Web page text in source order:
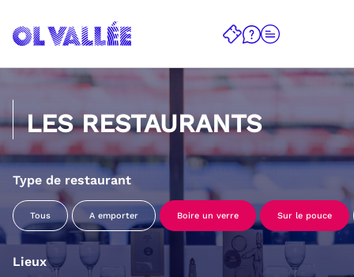
LES RESTAURANTS
Type de restaurant
Tous A emporter Boire un verre Sur le pouce
Lieux